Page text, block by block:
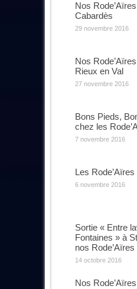
Nos
Cabardès
29 novembre 2016
Nos
Rieux en Val
27 novembre 2016
Bons Pieds,
chez les
7 novembre 2016
Les
6 novembre 2016
Sortie « Entre
Fontaines » à
nos Rode’Aïres
14 octobre 2016
Nos